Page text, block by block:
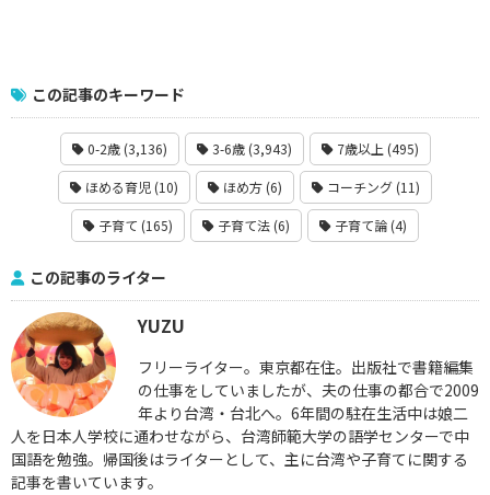
この記事のキーワード
0-2歳 (3,136) 3-6歳 (3,943) 7歳以上 (495)
ほめる育児 (10) ほめ方 (6) コーチング (11)
子育て (165) 子育て法 (6) 子育て論 (4)
この記事のライター
YUZU
フリーライター。東京都在住。出版社で書籍編集
の仕事をしていましたが、夫の仕事の都合で2009
年より台湾・台北へ。6年間の駐在生活中は娘二
人を日本人学校に通わせながら、台湾師範大学の語学センターで中
国語を勉強。帰国後はライターとして、主に台湾や子育てに関する
記事を書いています。